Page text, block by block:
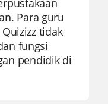
Para guru
tidak
fungsi
pendidik di